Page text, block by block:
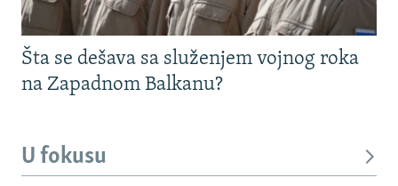
Šta se dešava sa služenjem vojnog roka
na Zapadnom Balkanu?
U fokusu